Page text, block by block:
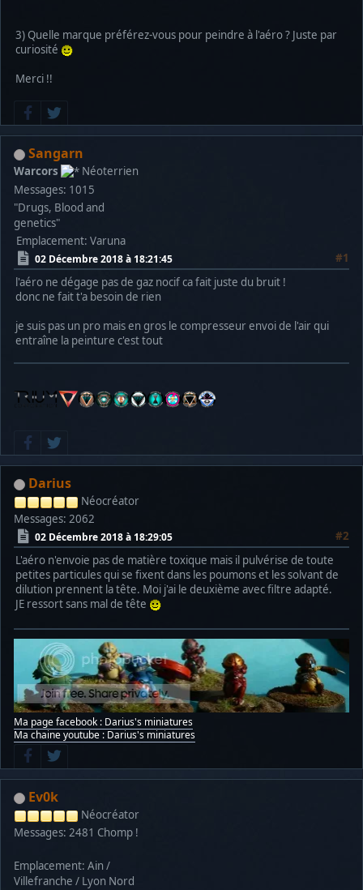
3) Quelle marque préférez-vous pour peindre à l'aéro ? Juste par
curiosité
Merci !!
Sangarn
Warcors
Néoterrien
Messages: 1015
"Drugs, Blood and
genetics"
Emplacement: Varuna
02 Décembre 2018 à 18:21:45
#1
l'aéro ne dégage pas de gaz nocif ca fait juste du bruit !
donc ne fait t'a besoin de rien
je suis pas un pro mais en gros le compresseur envoi de l'air qui
entraîne la peinture c'est tout
Darius
Néocréator
Messages: 2062
02 Décembre 2018 à 18:29:05
#2
L'aéro n'envoie pas de matière toxique mais il pulvérise de toute
petites particules qui se fixent dans les poumons et les solvant de
dilution prennent la tête. Moi j'ai le deuxième avec filtre adapté.
JE ressort sans mal de tête
Ma page facebook : Darius's miniatures
Ma chaine youtube : Darius's miniatures
Ev0k
Néocréator
Messages: 2481 Chomp !
Emplacement: Ain /
Villefranche / Lyon Nord